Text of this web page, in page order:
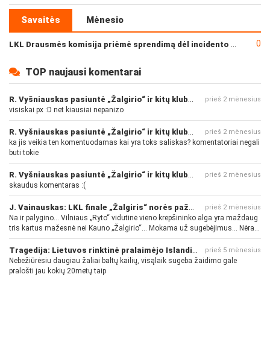
Savaitės Mėnesio
LKL Drausmės komisija priėmė sprendimą dėl incidento po „Neptūno“ ir „Juventus“ rungtynių 0
TOP naujausi komentarai
prieš 2 mėnesius
visiskai px :D net kiausiai nepanizo
prieš 2 mėnesius
ka jis veikia ten komentuodamas kai yra toks saliskas? komentatoriai negali
buti tokie
prieš 2 mėnesius
skaudus komentaras :(
prieš 2 mėnesius
Na ir palygino... Vilniaus „Ryto“ vidutinė vieno krepšininko alga yra maždaug
tris kartus mažesnė nei Kauno „Žalgirio“... Mokama už sugebėjimus... Nėra
pinigų - nėra gerų žaidėjų...
prieš 5 mėnesius
Nebežiūrėsiu daugiau žaliai baltų kailių, visąlaik sugeba žaidimo gale
pralošti jau kokių 20metų taip